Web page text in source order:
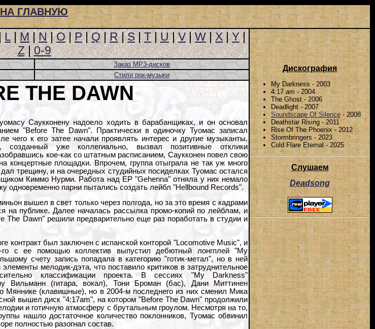
НА ГЛАВНУЮ
L|M|N|O|P|Q|R|S|T|U|V|W|X|Y|
Z|0-9
Дискография
My Darkness - 2003
4:17 am - 2004
The Ghost - 2006
Deadlight - 2007
Soundscape Of Silence - 2008
Deathstar Rising - 2011
Rise Of The Phoenix - 2012
Stormbringers - 2023
Cold Flare Eternal - 2025
Слушаем
Deadsong
Заказ MP3-дисков
Стили рок-музыки
THE DAWN
Саукконену надоело ходить в барабанщиках, и он основал
"Before The Dawn". Практически в одиночку Туомас записал
чего к его затее начали проявлять интерес и другие музыканты.
созданный уже коллегиально, вызвал позитивные отклики
кое-как со штатным расписанием, Саукконен повел свою
концертные площадки. Впрочем, группа отыграла не так уж много
дал трещину, и на очередных студийных посиделках Туомас остался
Киммо Нурми. Работа над EP "Gehenna" отняла у них немало
одновременно парни пытались создать лейбл "Hellbound Records".
вышел в свет только через полгода, но за это время с кадрами
на публике. Далее началась рассылка промо-копий по лейблам, и
The Dawn" решили предварительно еще раз поработать в студии и
контракт был заключен с испанской конторой "Locomotive Music", и
с ее помощью коллектив выпустил дебютный лонгплей "My
счету запись попадала в категорию "готик-метал", но в ней
элементы мелодик-дэта, что поставило критиков в затруднительное
классификации проекта. В сессиях "My Darkness"
Вильманн (гитара, вокал), Тони Броман (бас), Дани Миттинен
Мяннике (клавишные), но в 2004-м последнего из них сменил Мика
вышел диск "4:17am", на котором "Before The Dawn" продолжили
и готичную атмосферу с брутальным гроулом. Несмотря на то,
нашло достаточное количество поклонников, Туомас обвинил
полностью разогнал состав.